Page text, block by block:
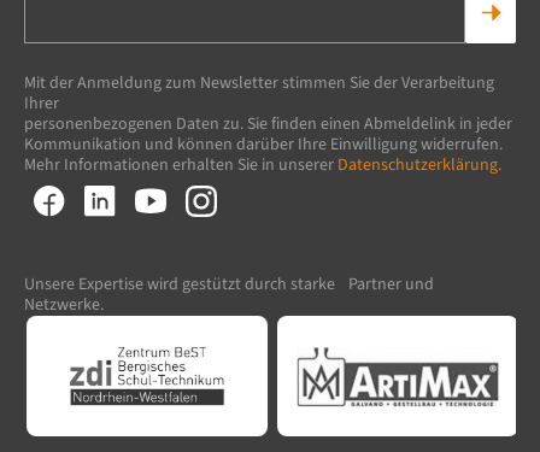
Mit der Anmeldung zum Newsletter stimmen Sie der Verarbeitung
Ihrer
personenbezogenen Daten zu. Sie finden einen Abmeldelink in jeder
Kommunikation und können darüber Ihre Einwilligung widerrufen.
Mehr Informationen erhalten Sie in unserer Datenschutzerklärung.
Unsere Expertise wird gestützt durch starke Partner und
Netzwerke.